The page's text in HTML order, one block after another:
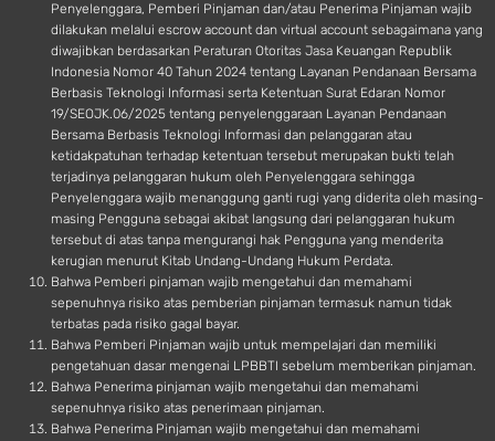
Penyelenggara, Pemberi Pinjaman dan/atau Penerima Pinjaman wajib
dilakukan melalui escrow account dan virtual account sebagaimana yang
diwajibkan berdasarkan Peraturan Otoritas Jasa Keuangan Republik
Indonesia Nomor 40 Tahun 2024 tentang Layanan Pendanaan Bersama
Berbasis Teknologi Informasi serta Ketentuan Surat Edaran Nomor
19/SEOJK.06/2025 tentang penyelenggaraan Layanan Pendanaan
Bersama Berbasis Teknologi Informasi dan pelanggaran atau
ketidakpatuhan terhadap ketentuan tersebut merupakan bukti telah
terjadinya pelanggaran hukum oleh Penyelenggara sehingga
Penyelenggara wajib menanggung ganti rugi yang diderita oleh masing-
masing Pengguna sebagai akibat langsung dari pelanggaran hukum
tersebut di atas tanpa mengurangi hak Pengguna yang menderita
kerugian menurut Kitab Undang-Undang Hukum Perdata.
Bahwa Pemberi pinjaman wajib mengetahui dan memahami
sepenuhnya risiko atas pemberian pinjaman termasuk namun tidak
terbatas pada risiko gagal bayar.
Bahwa Pemberi Pinjaman wajib untuk mempelajari dan memiliki
pengetahuan dasar mengenai LPBBTI sebelum memberikan pinjaman.
Bahwa Penerima pinjaman wajib mengetahui dan memahami
sepenuhnya risiko atas penerimaan pinjaman.
Bahwa Penerima Pinjaman wajib mengetahui dan memahami